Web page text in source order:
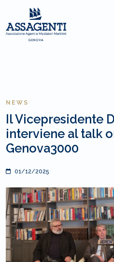
NEWS
Il Vicepresidente
interviene al talk
Genova3000
01/12/2025